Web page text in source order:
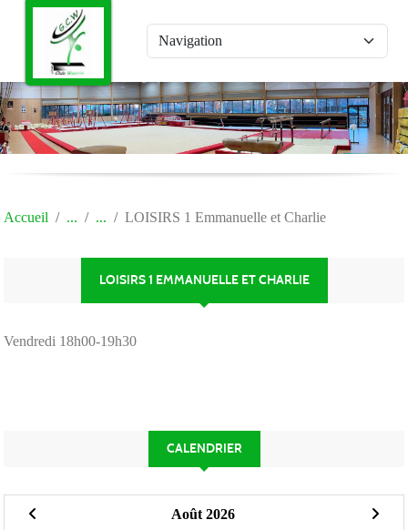
Accueil LOISIRS 1 Emmanuelle et Charlie
LOISIRS 1 EMMANUELLE ET CHARLIE
Vendredi 18h00-19h30
CALENDRIER
Août 2026
Panneau de gestion des cookies